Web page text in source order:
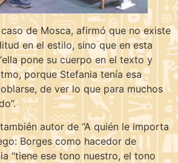
de Mosca, afirmó que no existe
en el estilo, sino que en esta
pone su cuerpo en el texto y
porque Stefania tenía esa
de ver lo que para muchos
autor de “A quién le importa
Borges como hacedor de
“tiene ese tono nuestro, el tono